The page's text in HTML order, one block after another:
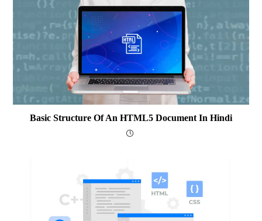
Basic Structure Of An HTML5 Document In Hindi